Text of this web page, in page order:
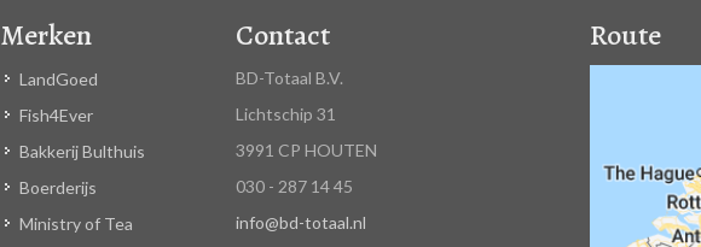
Merken
LandGoed
Fish4Ever
Bakkerij Bulthuis
Boerderijs
Ministry of Tea
Contact
BD-Totaal B.V.
Lichtschip 31
3991 CP HOUTEN
030 - 287 14 45
info@bd-totaal.nl
Route